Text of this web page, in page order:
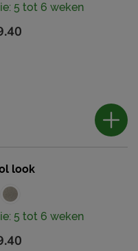
5 tot 6 weken
look
5 tot 6 weken